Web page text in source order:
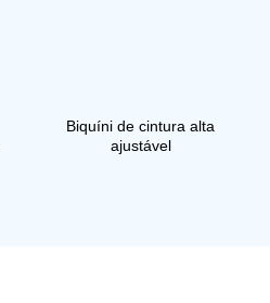
Biquíni de cintura alta
ajustável